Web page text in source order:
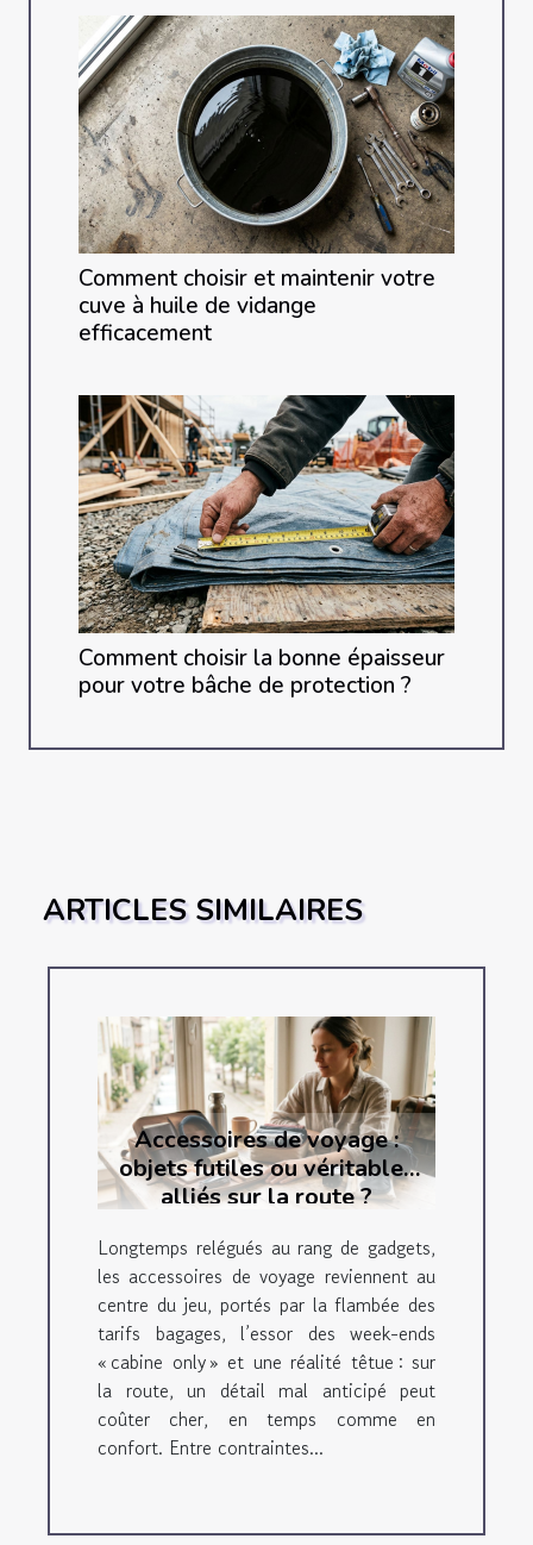
Comment choisir et maintenir votre
cuve à huile de vidange
efficacement
Comment choisir la bonne épaisseur
pour votre bâche de protection ?
ARTICLES SIMILAIRES
Accessoires de voyage :
objets futiles ou véritables
alliés sur la route ?
Longtemps relégués au rang de gadgets,
les accessoires de voyage reviennent au
centre du jeu, portés par la flambée des
tarifs bagages, l’essor des week-ends
« cabine only » et une réalité têtue : sur
la route, un détail mal anticipé peut
coûter cher, en temps comme en
confort. Entre contraintes...